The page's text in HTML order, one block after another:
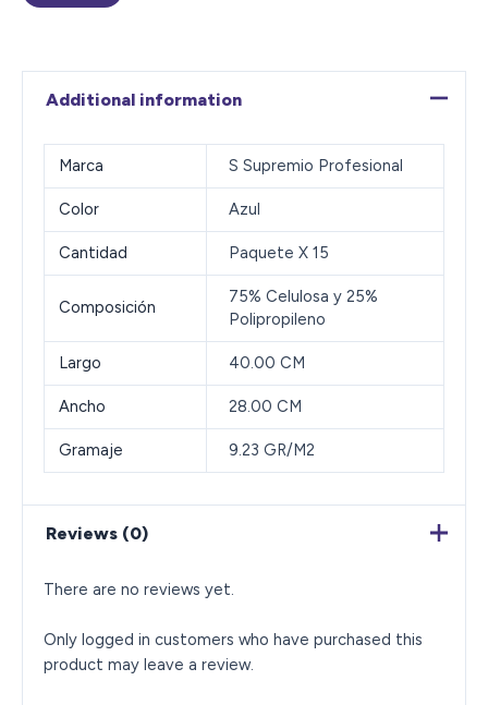
Additional information
Marca S Supremio Profesional
Color Azul
Cantidad Paquete X 15
Composición
75% Celulosa y 25%
Polipropileno
Largo 40.00 CM
Ancho 28.00 CM
Gramaje 9.23 GR/M2
Reviews (0)
There are no reviews yet.
Only logged in customers who have purchased this
product may leave a review.